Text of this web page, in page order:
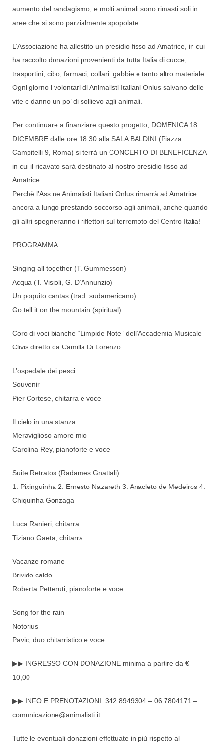
aumento del randagismo, e molti animali sono rimasti soli in
aree che si sono parzialmente spopolate.
L’Associazione ha allestito un presidio fisso ad Amatrice, in cui
ha raccolto donazioni provenienti da tutta Italia di cucce,
trasportini, cibo, farmaci, collari, gabbie e tanto altro materiale.
Ogni giorno i volontari di Animalisti Italiani Onlus salvano delle
vite e danno un po’ di sollievo agli animali.
Per continuare a finanziare questo progetto, DOMENICA 18
DICEMBRE dalle ore 18.30 alla SALA BALDINI (Piazza
Campitelli 9, Roma) si terrà un CONCERTO DI BENEFICENZA
in cui il ricavato sarà destinato al nostro presidio fisso ad
Amatrice.
Perchè l’Ass.ne Animalisti Italiani Onlus rimarrà ad Amatrice
ancora a lungo prestando soccorso agli animali, anche quando
gli altri spegneranno i riflettori sul terremoto del Centro Italia!
PROGRAMMA
Singing all together (T. Gummesson)
Acqua (T. Visioli, G. D’Annunzio)
Un poquito cantas (trad. sudamericano)
Go tell it on the mountain (spiritual)
Coro di voci bianche “Limpide Note” dell’Accademia Musicale
Clivis diretto da Camilla Di Lorenzo
L’ospedale dei pesci
Souvenir
Pier Cortese, chitarra e voce
Il cielo in una stanza
Meraviglioso amore mio
Carolina Rey, pianoforte e voce
Suite Retratos (Radames Gnattali)
1. Pixinguinha 2. Ernesto Nazareth 3. Anacleto de Medeiros 4.
Chiquinha Gonzaga
Luca Ranieri, chitarra
Tiziano Gaeta, chitarra
Vacanze romane
Brivido caldo
Roberta Petteruti, pianoforte e voce
Song for the rain
Notorius
Pavic, duo chitarristico e voce
▶▶ INGRESSO CON DONAZIONE minima a partire da €
10,00
▶▶ INFO E PRENOTAZIONI: 342 8949304 – 06 7804171 –
comunicazione@animalisti.it
Tutte le eventuali donazioni effettuate in più rispetto al